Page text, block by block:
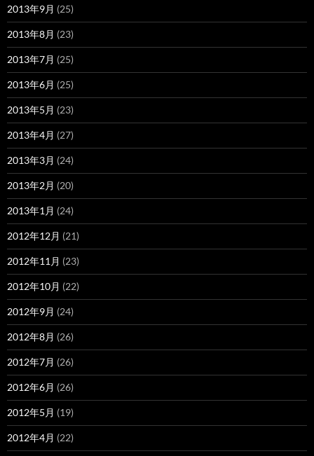
2013年9月 (25)
2013年8月 (23)
2013年7月 (25)
2013年6月 (25)
2013年5月 (23)
2013年4月 (27)
2013年3月 (24)
2013年2月 (20)
2013年1月 (24)
2012年12月 (21)
2012年11月 (23)
2012年10月 (22)
2012年9月 (24)
2012年8月 (26)
2012年7月 (26)
2012年6月 (26)
2012年5月 (19)
2012年4月 (22)